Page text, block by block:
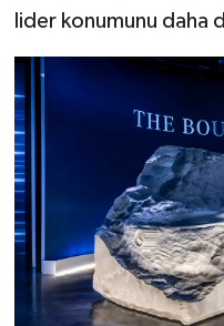
lider konumunu daha